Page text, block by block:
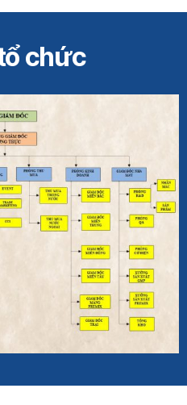
chức